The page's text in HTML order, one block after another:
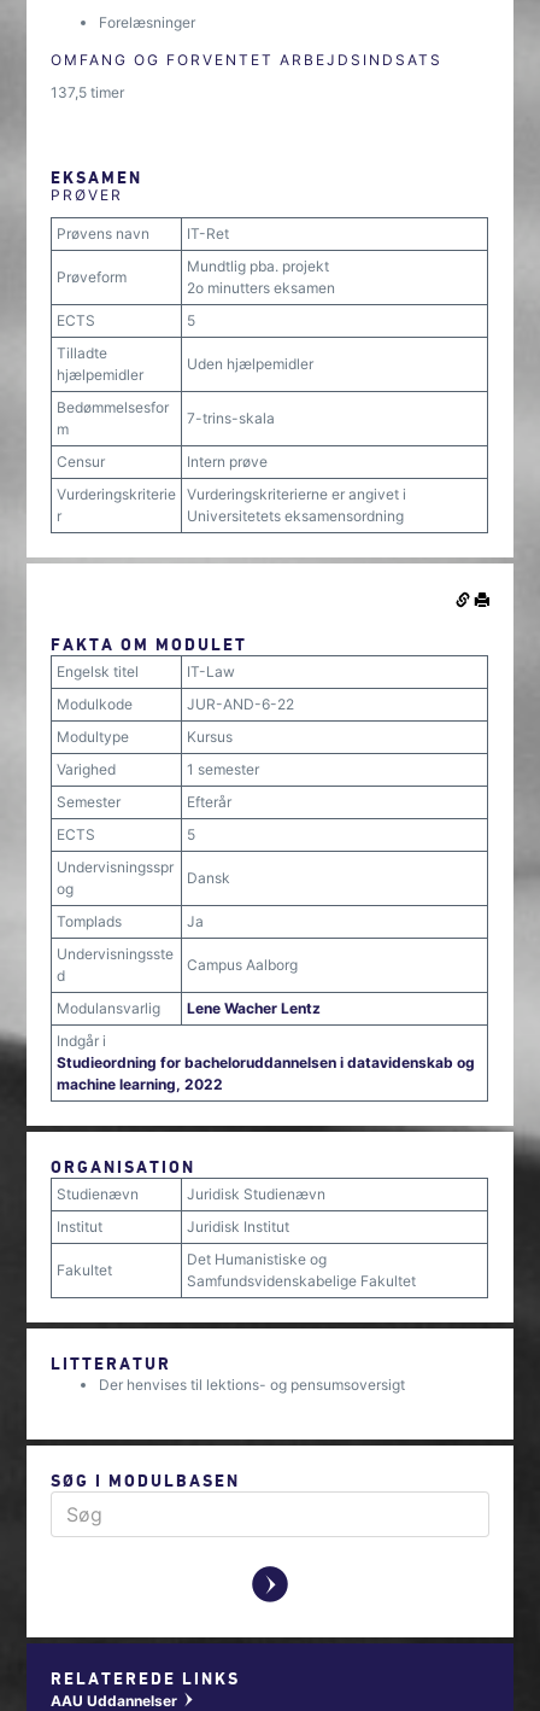
Forelæsninger
OMFANG OG FORVENTET ARBEJDSINDSATS
137,5 timer
EKSAMEN
PRØVER
Prøvens navn IT-Ret
Prøveform
Mundtlig pba. projekt
2o minutters eksamen
ECTS
5
Tilladte
hjælpemidler
Uden hjælpemidler
Bedømmelsesfor
m
7-trins-skala
Censur
Intern prøve
Vurderingskriterie
r
Vurderingskriterierne er angivet i
Universitetets eksamensordning
FAKTA OM MODULET
Engelsk titel
IT-Law
Modulkode
JUR-AND-6-22
Modultype
Kursus
Varighed
1 semester
Semester
Efterår
ECTS
5
Undervisningsspr
og
Dansk
Tomplads
Ja
Undervisningsste
d
Campus Aalborg
Modulansvarlig
Lene Wacher Lentz
Indgår i
Studieordning for bacheloruddannelsen i datavidenskab og
machine learning, 2022
ORGANISATION
Studienævn
Juridisk Studienævn
Institut
Juridisk Institut
Fakultet
Det Humanistiske og
Samfundsvidenskabelige Fakultet
LITTERATUR
Der henvises til lektions- og pensumsoversigt
SØG I MODULBASEN
y
RELATEREDE LINKS
AAU Uddannelser w